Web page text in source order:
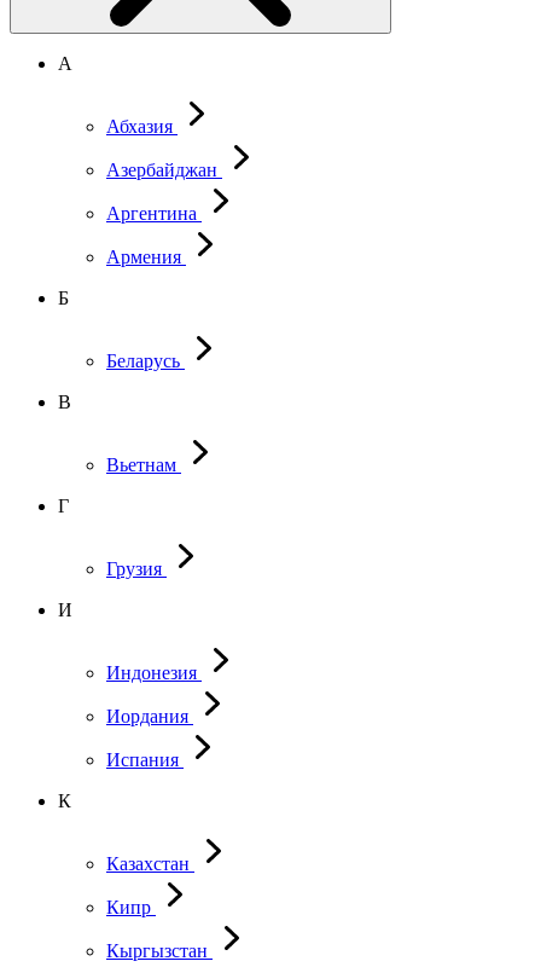
А
Абхазия
Азербайджан
Аргентина
Армения
Б
Беларусь
В
Вьетнам
Г
Грузия
И
Индонезия
Иордания
Испания
К
Казахстан
Кипр
Кыргызстан